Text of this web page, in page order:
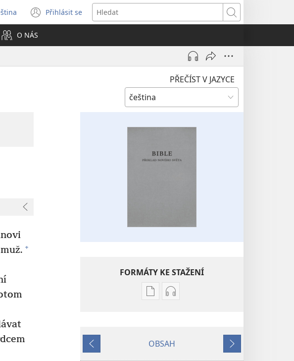
Přihlásit se
(otevřeno
nové
Hledat
O NÁS
PŘEČÍST V JAZYCE
+
FORMÁTY KE STAŽENÍ
Formáty
Bible –
Formáty
Bible –
Předchozí
OBSAH
Další